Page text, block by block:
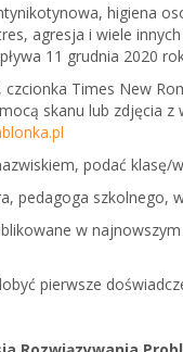
higiena
agresja i wiele
11 grudnia 2020
czcionka Times New
skanu lub zdjęcia
podać
pedagoga
w
pierwsze